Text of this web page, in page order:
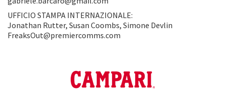
UFFICIO STAMPA INTERNAZIONALE:
Jonathan Rutter, Susan Coombs, Simone Devlin
FreaksOut@premiercomms.com